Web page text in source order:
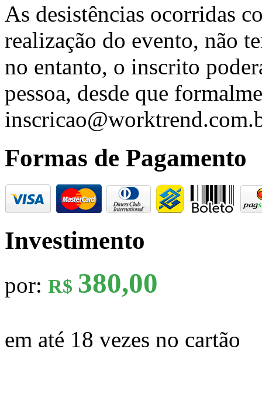
As desistências ocorridas
realização do evento, não
no entanto, o inscrito
pessoa, desde que
Formas de Pagamento
Investimento
por: R$ 380,00
em até 18 vezes no cartão